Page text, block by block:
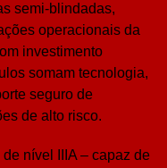
semi-blindadas,
operacionais da
investimento
somam tecnologia,
seguro de
de alto risco.
nível IIIA – capaz de